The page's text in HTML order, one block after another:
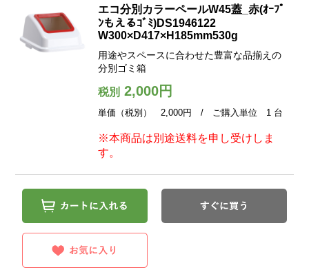
エコ分別カラーペールW45蓋_赤(ｵｰﾌﾟ
ﾝもえるｺﾞﾐ)DS1946122
W300×D417×H185mm530g
用途やスペースに合わせた豊富な品揃えの
分別ゴミ箱
税別2,000円
単価（税別） 2,000円 / ご購入単位 1 台
※本商品は別途送料を申し受けしま
す。